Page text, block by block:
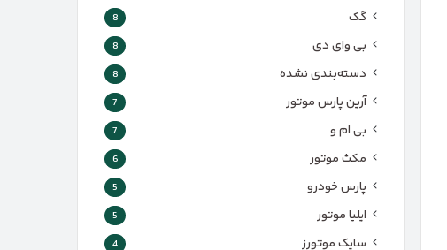
گک 8
بی وای دی 8
دسته‌بندی نشده 8
آرین پارس موتور 7
بی ام و 7
مکث موتور 6
پارس‌ خودرو 5
ایلیا موتور 5
سایک موتورز 4